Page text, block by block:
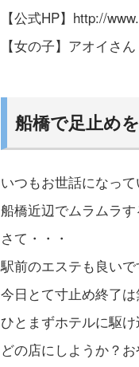
【公式HP】http://
【女の子】アオイさん
船橋で足止め
いつもお世話になって
船橋近辺でムラムラす
さて・・・
駅前のエステも良い
今日とて寸止め終了は
ひとまずホテルに駆け
どの店にしようか？お